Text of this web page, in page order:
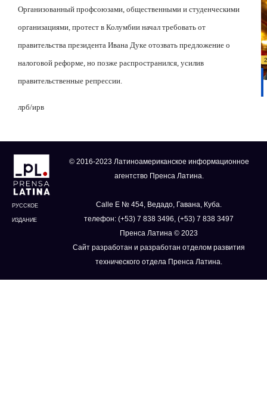
Организованный профсоюзами, общественными и студенческими
организациями, протест в Колумбии начал требовать от
правительства президента Ивана Дуке отозвать предложение о
налоговой реформе, но позже распространился, усилив
правительственные репрессии.
лрб/ирв
РУССКОЕ
ИЗДАНИЕ
© 2016-2023 Латиноамериканское информационное
агентство Пренса Латина.
Calle E № 454, Ведадо, Гавана, Куба.
телефон: (+53) 7 838 3496, (+53) 7 838 3497
Пренса Латина © 2023
Сайт разработан и разработан отделом развития
технического отдела Пренса Латина.